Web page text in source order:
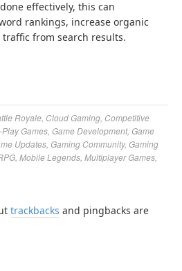
effectively, this can
rankings, increase organic
from search results.
Royale Cloud Gaming Competitive
Play Games Game Development, Game
Updates Gaming Community, Gaming
Mobile Legends Multiplayer Games
trackbacks and pingbacks are